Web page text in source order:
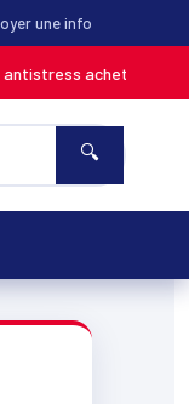
une info
en magasin
🔍